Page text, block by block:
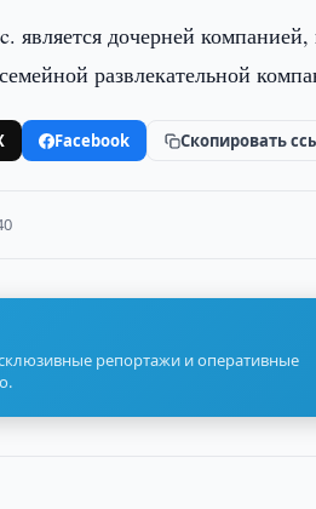
является дочерней
развлекательной
Facebook Скопировать
репортажи и оперативные